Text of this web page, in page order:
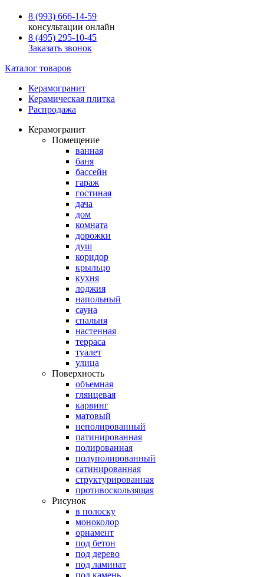
8 (993) 666-14-59
консультации онлайн
8 (495) 295-10-45
Заказать звонок
Каталог товаров
Керамогранит
Керамическая плитка
Распродажа
Керамогранит
Помещение
ванная
баня
бассейн
гараж
гостиная
дача
дом
комната
дорожки
душ
коридор
крыльцо
кухня
лоджия
напольный
сауна
спальня
настенная
терраса
туалет
улица
Поверхность
объемная
глянцевая
карвинг
матовый
неполированный
патинированная
полированная
полуполированный
сатинированная
структурированная
противоскользящая
Рисунок
в полоску
моноколор
орнамент
под бетон
под дерево
под ламинат
под камень